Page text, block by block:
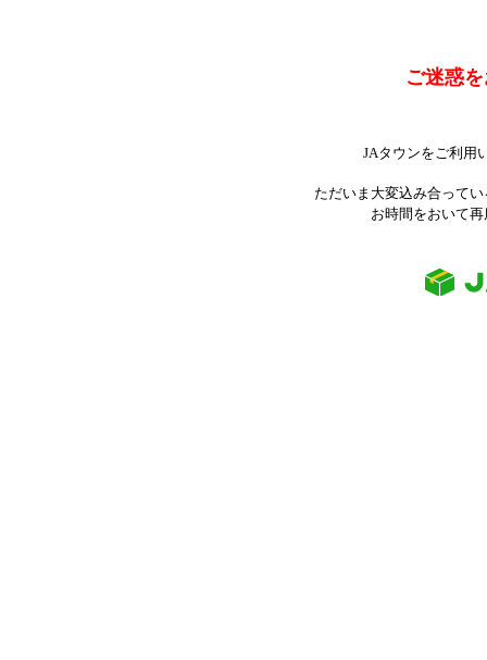
ご迷惑
JAタウンをご利用
ただいま大変込み合って
お時間をおいて